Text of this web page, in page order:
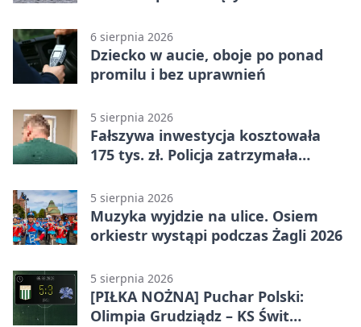
6 sierpnia 2026
Dziecko w aucie, oboje po ponad
promilu i bez uprawnień
5 sierpnia 2026
Fałszywa inwestycja kosztowała
175 tys. zł. Policja zatrzymała
5 sierpnia 2026
Muzyka wyjdzie na ulice. Osiem
orkiestr wystąpi podczas Żagli 2026
5 sierpnia 2026
[PIŁKA NOŻNA] Puchar Polski:
Olimpia Grudziądz – KS Świt